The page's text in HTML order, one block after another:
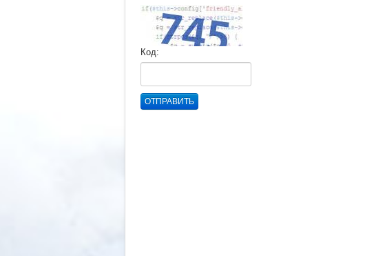
Код:
ОТПРАВИТЬ